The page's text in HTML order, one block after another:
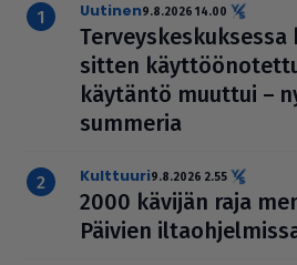
uutinen9.8.2026 14.00
sitten
käy­täntö muuttui –
sum­me­ria
kulttuuri9.8.2026 2.55
2000 kävijän raja
Päivien